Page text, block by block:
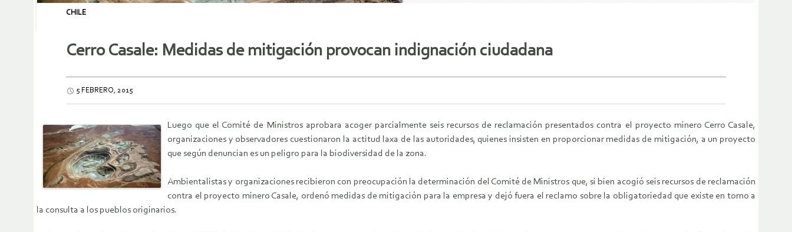
CHILE
Cerro Casale: Medidas de mitigación provocan indignación ciudadana
5 FEBRERO, 2015
Luego que el Comité de Ministros aprobara acoger parcialmente seis recursos de reclamación presentados contra el proyecto minero Cerro Casale,
organizaciones y observadores cuestionaron la actitud laxa de las autoridades, quienes insisten en proporcionar medidas de mitigación, a un proyecto
que según denuncian es un peligro para la biodiversidad de la zona.
Ambientalistas y organizaciones recibieron con preocupación la determinación del Comité de Ministros que, si bien acogió seis recursos de reclamación
contra el proyecto minero Casale, ordenó medidas de mitigación para la empresa y dejó fuera el reclamo sobre la obligatoriedad que existe en torno a
la consulta a los pueblos originarios.